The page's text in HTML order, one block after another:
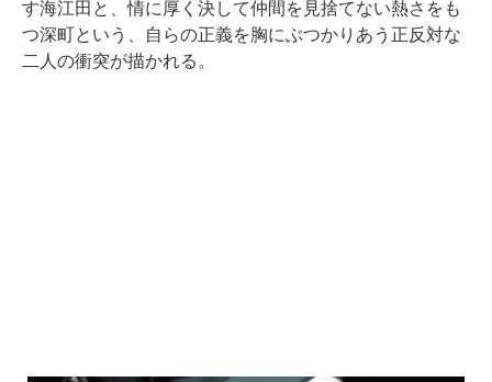
す海江田と、情に厚く決して仲間を見捨てない熱さをも
つ深町という、自らの正義を胸にぶつかりあう正反対な
二人の衝突が描かれる。